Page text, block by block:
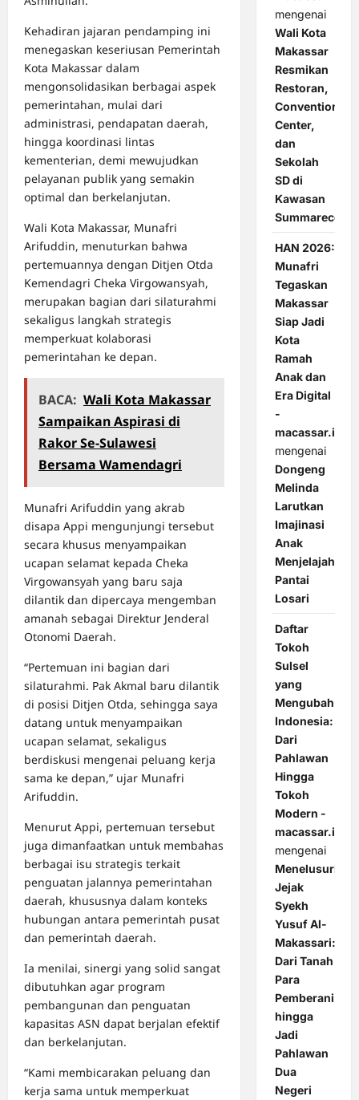
Kehadiran jajaran pendamping ini
menegaskan keseriusan Pemerintah
Kota Makassar dalam
mengonsolidasikan berbagai aspek
pemerintahan, mulai dari
administrasi, pendapatan daerah,
hingga koordinasi lintas
kementerian, demi mewujudkan
pelayanan publik yang semakin
optimal dan berkelanjutan.
Wali Kota Makassar, Munafri
Arifuddin, menuturkan bahwa
pertemuannya dengan Ditjen Otda
Kemendagri Cheka Virgowansyah,
merupakan bagian dari silaturahmi
sekaligus langkah strategis
memperkuat kolaborasi
pemerintahan ke depan.
BACA: Wali Kota Makassar
Sampaikan Aspirasi di
Rakor Se-Sulawesi
Bersama Wamendagri
Munafri Arifuddin yang akrab
disapa Appi mengunjungi tersebut
secara khusus menyampaikan
ucapan selamat kepada Cheka
Virgowansyah yang baru saja
dilantik dan dipercaya mengemban
amanah sebagai Direktur Jenderal
Otonomi Daerah.
“Pertemuan ini bagian dari
silaturahmi. Pak Akmal baru dilantik
di posisi Ditjen Otda, sehingga saya
datang untuk menyampaikan
ucapan selamat, sekaligus
berdiskusi mengenai peluang kerja
sama ke depan,” ujar Munafri
Arifuddin.
Menurut Appi, pertemuan tersebut
juga dimanfaatkan untuk membahas
berbagai isu strategis terkait
penguatan jalannya pemerintahan
daerah, khususnya dalam konteks
hubungan antara pemerintah pusat
dan pemerintah daerah.
Ia menilai, sinergi yang solid sangat
dibutuhkan agar program
pembangunan dan penguatan
kapasitas ASN dapat berjalan efektif
dan berkelanjutan.
“Kami membicarakan peluang dan
kerja sama untuk memperkuat
mengenai
Wali Kota
Makassar
Resmikan
Restoran,
Convention
Center,
dan
Sekolah
SD di
Kawasan
Summarecon
HAN 2026:
Munafri
Tegaskan
Makassar
Siap Jadi
Kota
Ramah
Anak dan
Era Digital
-
macassar.id
mengenai
Dongeng
Melinda
Larutkan
Imajinasi
Anak
Menjelajah
Pantai
Losari
Daftar
Tokoh
Sulsel
yang
Mengubah
Indonesia:
Dari
Pahlawan
Hingga
Tokoh
Modern -
macassar.id
mengenai
Menelusuri
Jejak
Syekh
Yusuf Al-
Makassari:
Dari Tanah
Para
Pemberani
hingga
Jadi
Pahlawan
Dua
Negeri